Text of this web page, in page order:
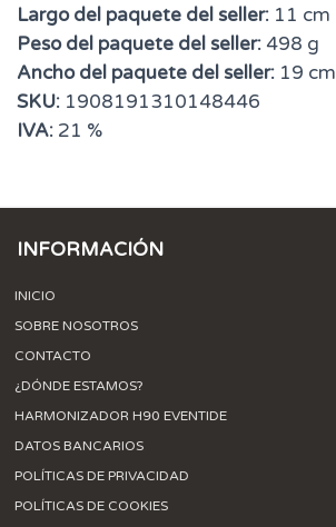
Largo del paquete del seller: 11 cm
Peso del paquete del seller: 498 g
Ancho del paquete del seller: 19 cm
SKU: 1908191310148446
IVA: 21 %
INFORMACIÓN
INICIO
SOBRE NOSOTROS
CONTACTO
¿DÓNDE ESTAMOS?
HARMONIZADOR H90 EVENTIDE
DATOS BANCARIOS
POLÍTICAS DE PRIVACIDAD
POLÍTICAS DE COOKIES